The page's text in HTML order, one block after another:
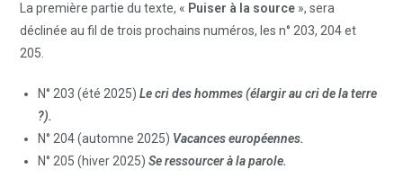
La première partie du texte, « Puiser à la source », sera
déclinée au fil de trois prochains numéros, les n° 203, 204 et
205.
N° 203 (été 2025)Le cri des hommes (élargir au cri de la terre
?).
N° 204 (automne 2025) Vacances européennes.
N° 205 (hiver 2025)Se ressourcer à la parole.